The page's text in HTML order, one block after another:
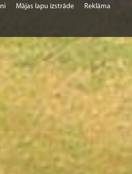
Mājas lapu izstrāde Reklāma